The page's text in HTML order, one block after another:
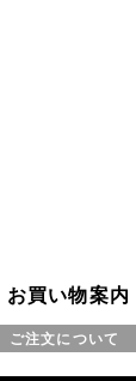
お買い物案内
ご注文について